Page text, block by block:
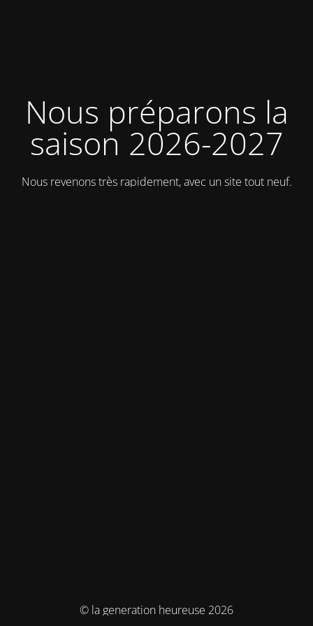
Nous préparons la
saison 2026-2027
Nous revenons très rapidement, avec un site tout neuf.
© la generation heureuse 2026